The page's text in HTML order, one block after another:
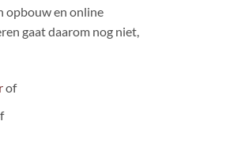
opbouw en online
gaat daarom nog niet,
of